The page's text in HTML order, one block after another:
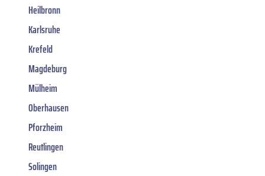
Heilbronn
Karlsruhe
Krefeld
Magdeburg
Mülheim
Oberhausen
Pforzheim
Reutlingen
Solingen